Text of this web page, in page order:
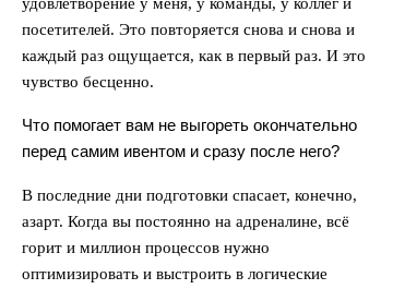
посетителей. Это повторяется снова и снова и
каждый раз ощущается, как в первый раз. И это
чувство бесценно.
Что помогает вам не выгореть окончательно
перед самим ивентом и сразу после него?
В последние дни подготовки спасает, конечно,
азарт. Когда вы постоянно на адреналине, всё
горит и миллион процессов нужно
оптимизировать и выстроить в логические